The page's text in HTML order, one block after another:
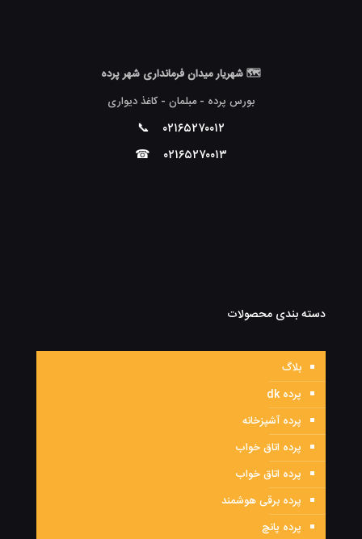
🗺 شهریار میدان فرمانداری شهر پرده
بورس پرده - مبلمان - کاغذ دیواری
۰۲۱۶۵۲۷۰۰۱۲ 📞
۰۲۱۶۵۲۷۰۰۱۳ ☎
دسته بندی محصولات
بلاگ
پرده dk
پرده آشپزخانه
پرده اتاق خواب
پرده اتاق خواب
پرده برقی هوشمند
پرده پانچ